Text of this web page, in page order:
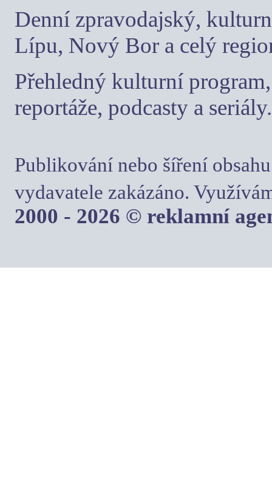
Denní zpravodajský,
Lípu, Nový Bor a celý
Přehledný kulturní
reportáže, podcasty a seriály.
Publikování nebo šíření
vydavatele zakázáno.
2000 - 2026 © reklamní